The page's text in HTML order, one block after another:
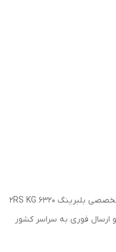
📦 فروشگاه مهرگان صنعت عرضه‌کننده تخصصی بلبرینگ 6320 2RS KG
و ارسال فوری به سراسر کشور